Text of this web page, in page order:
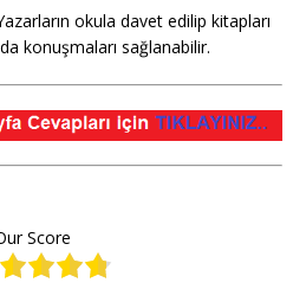
okula davet edilip kitapları
konuşmaları sağlanabilir.
Score